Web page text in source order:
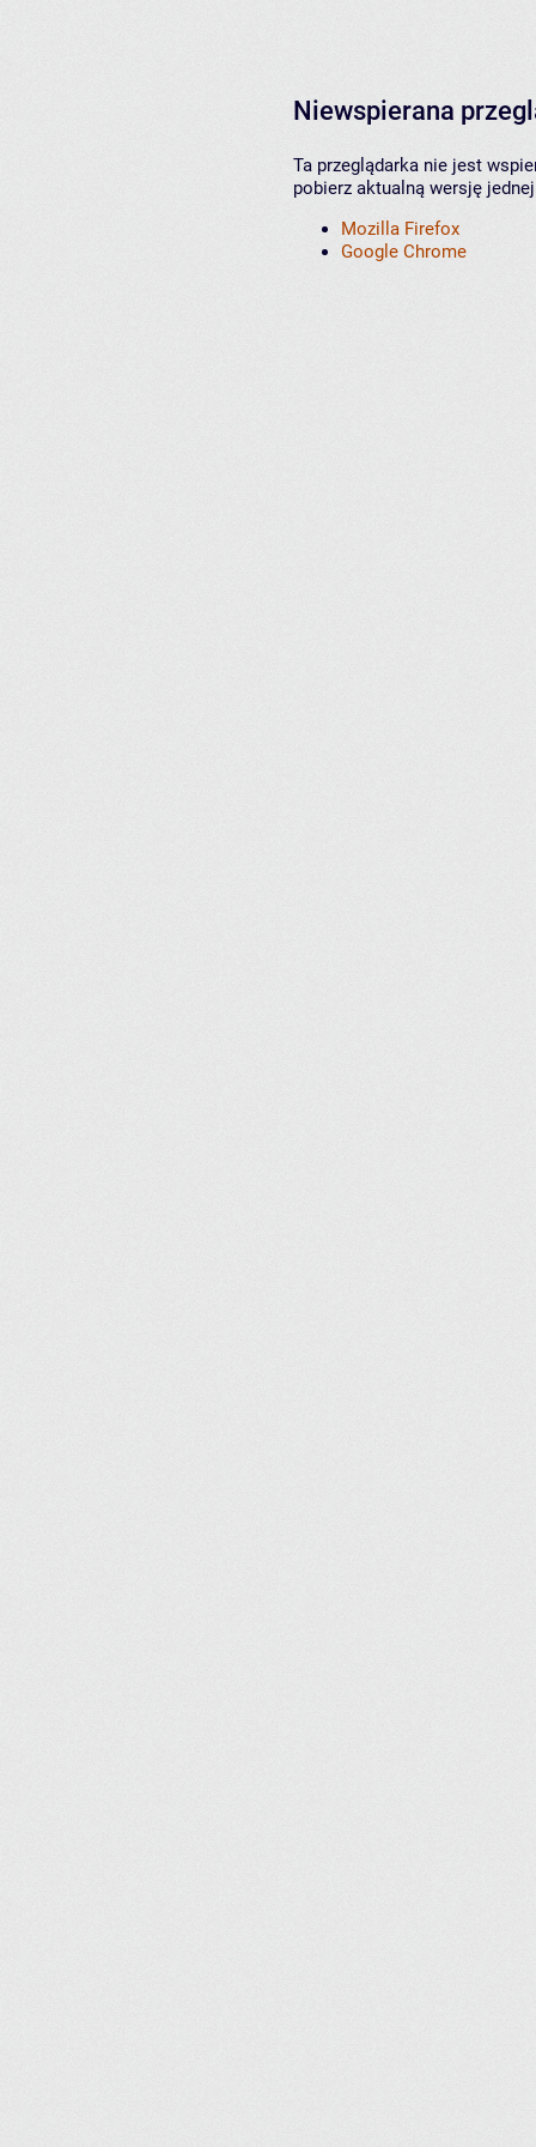
Niewspierana
Ta przeglądarka nie jest
pobierz aktualną wersję
Mozilla Firefox
Google Chrome